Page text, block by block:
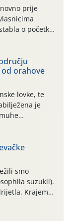
prije
o početku
dana
naročito
najvišeorahove
lovke, te
je
se objasniti
s vrlo malim
prezimjelih
Rebell
smo
suzukii).
Krajem
a u
zabilježene